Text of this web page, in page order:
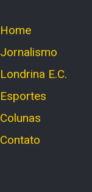
Home
Jornalismo
Londrina E.C.
Esportes
Colunas
Contato